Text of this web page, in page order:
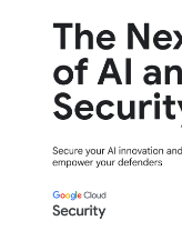
SAIF-